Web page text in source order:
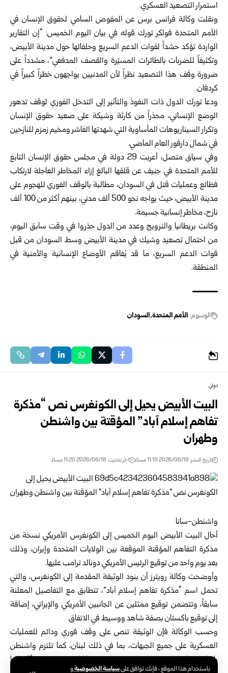
باستخدام هذا الموقع ، فإنك توافق علىسياسة الخصوصيةو
استمرار التصعيد العسكري.
ونقلت وكالة فرانس برس عن المفوض السامي لحقوق الإنسان في
الأمم المتحدة فولكر تورك قوله في بيان اليوم الخميس: “إن التقارير
الواردة تؤكد حشداً لقوات الدعم السريع وحلفائها حول مدينة الأبيض،
وتكثيفاً للضربات بالطائرات المسيّرة والقصف المدفعي”، مشدداً على
ضرورة وقف هذا التصعيد نظراً لأن المدنيين يواجهون خطراً كبيراً في
كردفان.
ودعا تورك الدول ذات النفوذ والتأثير إلى التدخل الفوري لوقف تدهور
الوضع الإنساني، محذراً من كارثة وشيكة على صعيد حقوق الإنسان
وتكرار السيناريوهات المأساوية التي شهدتها الفاشر ومخيم زمزم للنازحين
في شمال دارفور العام الماضي.
وفي سياق متصل، أعربت 29 دولة في مجلس حقوق الإنسان التابع
للأمم المتحدة في جنيف عن قلقها البالغ إزاء المخاطر العاجلة لارتكاب
فظائع وعمليات قتل في السودان، مطالبة بالوقف الفوري للهجوم على
مدينة الأبيض، حيث يواجه نحو 500 ألف مدني، بينهم أكثر من 100 ألف
نازح، مخاطر إنسانية جسيمة.
وكانت بريطانيا والنرويج وعدد من الدول حذروا في وقت سابق اليوم،
من احتمال تصعيد وشيك في مدينة الأبيض وسط السودان من قبل
قوات الدعم السريع، ما قد يُفاقم الأوضاع الإنسانية والأمنية في
المنطقة.
الوسوم: الأمم المتحدة السودان
دولي
البيت الأبيض يحيل إلى الكونغرس نص “مذكرة
تفاهم إسلام آباد” المؤقتة بين واشنطن
وطهران
تاريخ النشر: 2026/06/18 11:19 مساءً اخر تحديث: 2026/06/18 11:20 مساءً
واشنطن-سانا
أحال البيت الأبيض اليوم الخميس إلى الكونغرس الأمريكي نسخة من
مذكرة التفاهم المؤقتة الموقعة بين الولايات المتحدة وإيران، وذلك
بعد يوم واحد من توقيع الرئيس الأمريكي دونالد ترامب عليها.
وأوضحت وكالة رويترز أن بنود الوثيقة المقدمة إلى الكونغرس، والتي
تحمل اسم “مذكرة تفاهم إسلام آباد”، تتطابق مع التفاصيل المعلنة
سابقاً، وتتضمن توقيع ممثلين عن الجانبين الأمريكي والإيراني، إضافة
إلى توقيع باكستان بصفة شاهد ووسيط في الاتفاق.
وحسب الوكالة فإن الوثيقة تنص على وقف فوري ودائم للعمليات
العسكرية على جميع الجبهات، بما في ذلك لبنان، كما تلتزم واشنطن
بإنهاء حصارها البحري على الموانئ الإيرانية بالكامل خلال مهلة أقصاها